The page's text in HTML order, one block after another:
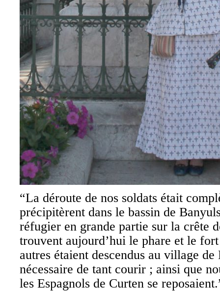
“La déroute de nos soldats était
précipitèrent dans le bassin de
réfugier en grande partie sur la crête
trouvent aujourd’hui le phare et le
autres étaient descendus au village
nécessaire de tant courir ; ainsi que
les Espagnols de Curten se